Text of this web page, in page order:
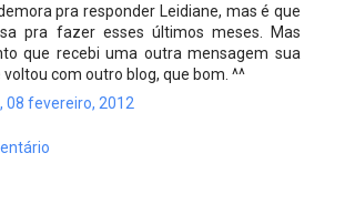
pra responder Leidiane, mas é que
pra fazer esses últimos meses. Mas
que recebi uma outra mensagem sua
com outro blog, que bom. ^^
08 fevereiro, 2012